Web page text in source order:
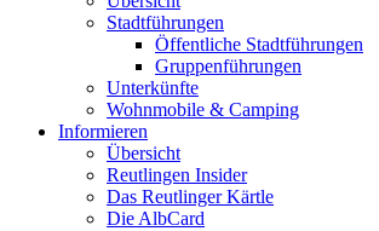
Stadtführungen
Öffentliche Stadtführungen
Gruppenführungen
Unterkünfte
Wohnmobile & Camping
Informieren
Übersicht
Reutlingen Insider
Das Reutlinger Kärtle
Die AlbCard